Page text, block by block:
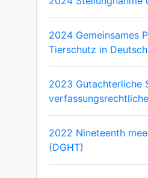
2024 Gemeinsames
Tierschutz in
2023 Gutachterliche
2022 Nineteenth
(DGHT)